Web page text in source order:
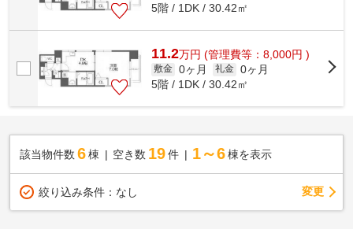
5階 / 1DK / 30.42㎡
11.2万円 (管理費等：8,000円 )
敷金 0ヶ月 礼金 0ヶ月
5階 / 1DK / 30.42㎡
該当物件数 6棟 空き数 19 件 1～6 棟を表示
絞り込み条件： なし 変更